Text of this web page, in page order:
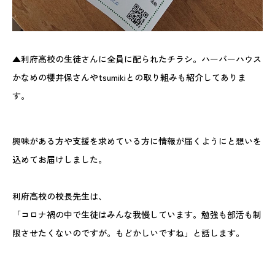
▲利府高校の生徒さんに全員に配られたチラシ。ハーバーハウス
かなめの櫻井保さんやtsumikiとの取り組みも紹介してありま
す。
興味がある方や支援を求めている方に情報が届くようにと想いを
込めてお届けしました。
利府高校の校長先生は、
「コロナ禍の中で生徒はみんな我慢しています。勉強も部活も制
限させたくないのですが。もどかしいですね」と話します。